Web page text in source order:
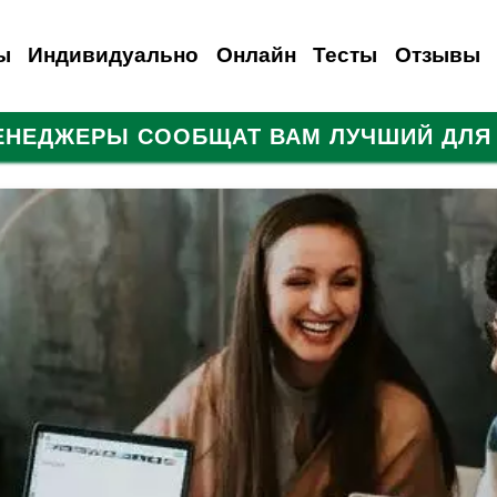
Итальянский Русский Польский
Индивидуально
Испанский Итальянский Турецкий
Онлайн
Французский Итальянский Для иностранцев
Тесты Отзывы
СООБЩАТ ВАМ ЛУЧШИЙ ДЛЯ